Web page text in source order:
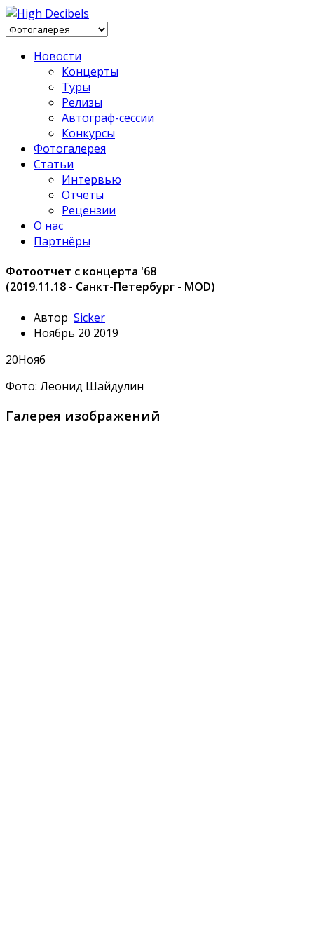
Новости
Концерты
Туры
Релизы
Автограф-сессии
Конкурсы
Фотогалерея
Статьи
Интервью
Отчеты
Рецензии
О нас
Партнёры
Фотоотчет с концерта '68
(2019.11.18 - Санкт-Петербург - MOD)
Автор Sicker
Ноябрь 20 2019
20Нояб
Фото: Леонид Шайдулин
Галерея изображений